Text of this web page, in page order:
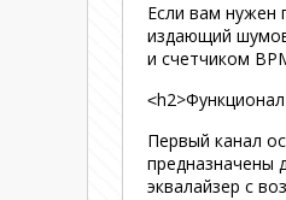
Если вам нужен
издающий
и счетчиком
Первый канал
предназначены
эквалайзер с